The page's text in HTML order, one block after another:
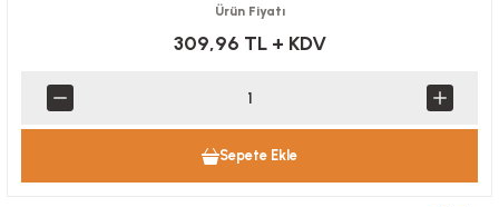
Ürün Fiyatı
309,96 TL + KDV
Sepete Ekle